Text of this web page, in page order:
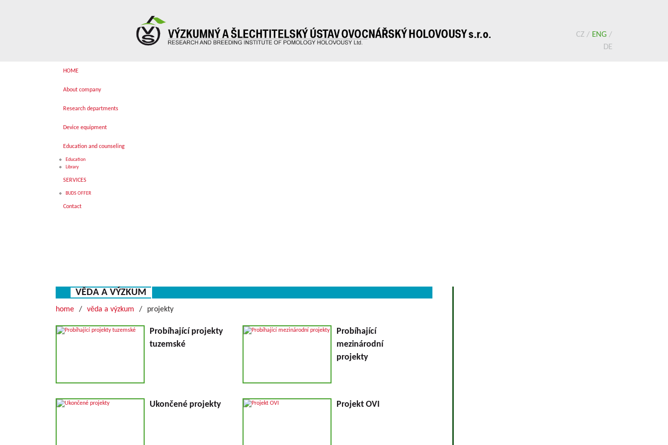
CZ / ENG /
DE
HOME
About company
Research departments
Device equipment
Education and counseling
Education
Library
SERVICES
BUDS OFFER
Contact
VĚDA A VÝZKUM
home věda a výzkum projekty
Probíhající projekty
tuzemské
Probíhající
mezinárodní
projekty
Ukončené projekty Projekt OVI